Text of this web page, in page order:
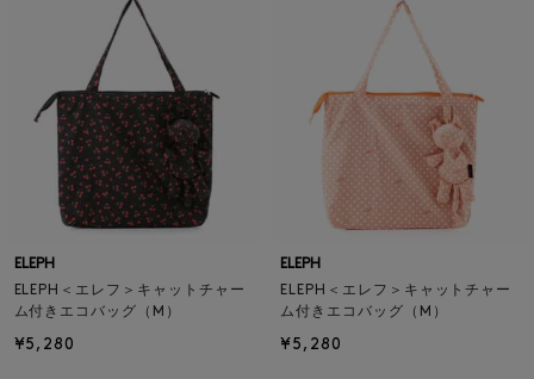
ELEPH
ELEPH＜エレフ＞キャットチャー
ム付きエコバッグ（M）
¥5,280
ELEPH
ELEPH＜エレフ＞キャットチャー
ム付きエコバッグ（M）
¥5,280